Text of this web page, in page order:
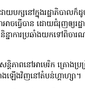
បក្សនៅក្នុងរដ្ឋាភិបាលក៏ដូ
ធ្វើបាន ដោយជំរុញឲ្យរដ្
ាការប្រឆាំងយកទៅពិចា
តិភាពនៅអាមេរិក គ្រោងប្រ
ងឡើងវិញនៅតំបន់ហ្គាហ្សា។